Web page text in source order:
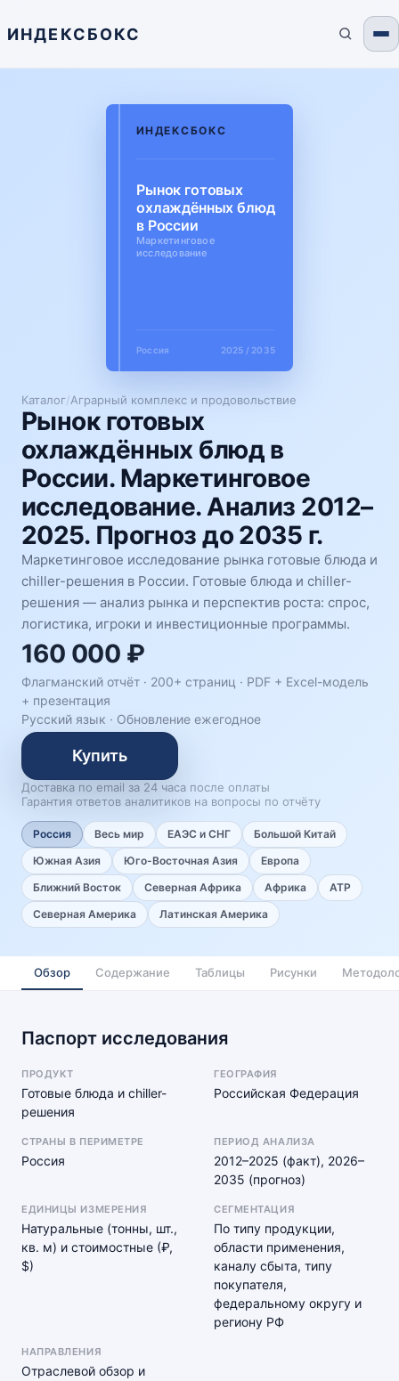
ИНДЕКСБОКС
Каталог/Аграрный комплекс и продовольствие
Рынок готовых
охлаждённых блюд в
России. Маркетинговое
исследование. Анализ 2012–
2025. Прогноз до 2035 г.
Маркетинговое исследование рынка готовые блюда и
chiller-решения в России. Готовые блюда и chiller-
решения — анализ рынка и перспектив роста: спрос,
логистика, игроки и инвестиционные программы.
160 000 ₽
Флагманский отчёт · 200+ страниц · PDF + Excel-модель
+ презентация
Русский язык · Обновление ежегодное
Купить
Доставка по email за 24 часа после оплаты
Гарантия ответов аналитиков на вопросы по отчёту
Россия Весь мир ЕАЭС и СНГ
Большой Китай
Южная Азия
Юго-Восточная Азия
Европа
Ближний Восток
Северная Африка Африка
АТР
Северная Америка
Латинская Америка
ИНДЕКСБОКС
Рынок готовых
охлаждённых блюд
в России
Маркетинговое
исследование
Россия 2025 / 2035
Обзор Содержание Таблицы Рисунки
Паспорт исследования
ПРОДУКТ
Готовые блюда и chiller-
решения
ГЕОГРАФИЯ
Российская Федерация
СТРАНЫ В ПЕРИМЕТРЕ
Россия
ПЕРИОД АНАЛИЗА
2012–2025 (факт), 2026–
2035 (прогноз)
ЕДИНИЦЫ ИЗМЕРЕНИЯ
Натуральные (тонны, шт.,
кв. м) и стоимостные (₽,
$)
СЕГМЕНТАЦИЯ
По типу продукции,
области применения,
каналу сбыта, типу
покупателя,
федеральному округу и
региону РФ
НАПРАВЛЕНИЯ
Отраслевой обзор и